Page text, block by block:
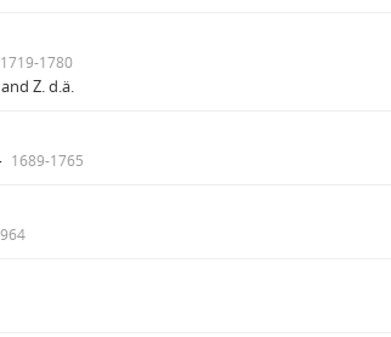
1719-1780
Z. d.ä.
1689-1765